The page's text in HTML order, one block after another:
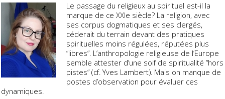
Le passage du religieux au spirituel est-il la
marque de ce XXIe siècle? La religion, avec
ses corpus dogmatiques et ses clergés,
céderait du terrain devant des pratiques
spirituelles moins régulées, réputées plus
“libres”. L’anthropologie religieuse de l’Europe
semble attester d’une soif de spiritualité “hors
pistes” (cf. Yves Lambert). Mais on manque de
postes d’observation pour évaluer ces
dynamiques.